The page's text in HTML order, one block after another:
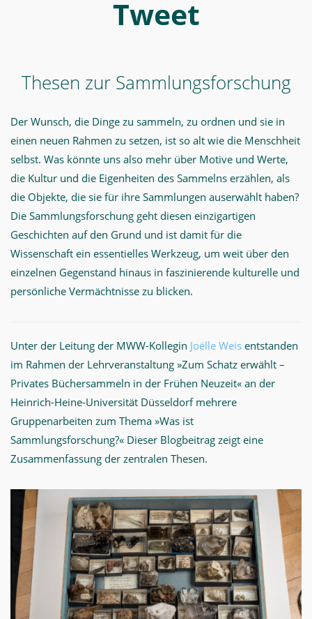
Tweet
Thesen zur Sammlungsforschung
Der Wunsch, die Dinge zu sammeln, zu ordnen und sie in
einen neuen Rahmen zu setzen, ist so alt wie die Menschheit
selbst. Was könnte uns also mehr über Motive und Werte,
die Kultur und die Eigenheiten des Sammelns erzählen, als
die Objekte, die sie für ihre Sammlungen auserwählt haben?
Die Sammlungsforschung geht diesen einzigartigen
Geschichten auf den Grund und ist damit für die
Wissenschaft ein essentielles Werkzeug, um weit über den
einzelnen Gegenstand hinaus in faszinierende kulturelle und
persönliche Vermächtnisse zu blicken.
Unter der Leitung der MWW-Kollegin Joëlle Weis entstanden
im Rahmen der Lehrveranstaltung »Zum Schatz erwählt –
Privates Büchersammeln in der Frühen Neuzeit« an der
Heinrich-Heine-Universität Düsseldorf mehrere
Gruppenarbeiten zum Thema »Was ist
Sammlungsforschung?« Dieser Blogbeitrag zeigt eine
Zusammenfassung der zentralen Thesen.